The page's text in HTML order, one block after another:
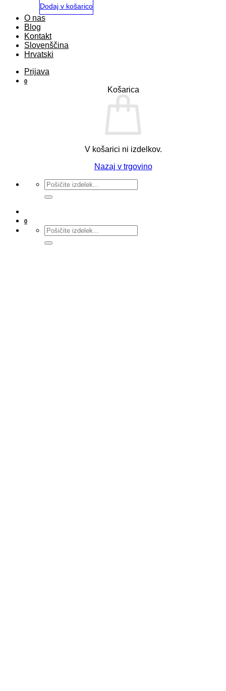
Dodaj v košarico
O nas
Blog
Kontakt
Slovenščina
Hrvatski
Prijava
0
Košarica
V košarici ni izdelkov.
Nazaj v trgovino
Išči:
0
Išči: